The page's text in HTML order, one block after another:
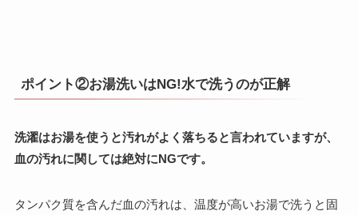
ポイント②お湯洗いはNG!水で洗うのが正解
洗濯はお湯を使うと汚れがよく落ちると言われていますが、
血の汚れに関しては絶対にNGです。
タンパク質を含んだ血の汚れは、温度が高いお湯で洗うと固